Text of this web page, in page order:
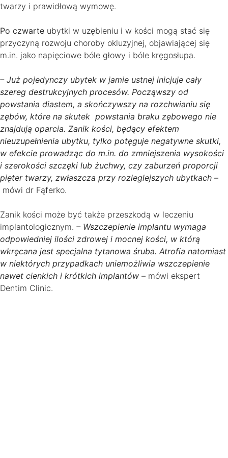
twarzy i prawidłową wymowę.
Po czwarte ubytki w uzębieniu i w kości mogą stać się
przyczyną rozwoju choroby okluzyjnej, objawiającej się
m.in. jako napięciowe bóle głowy i bóle kręgosłupa.
– Już pojedynczy ubytek w jamie ustnej inicjuje cały
szereg destrukcyjnych procesów. Począwszy od
powstania diastem, a skończywszy na rozchwianiu się
zębów, które na skutek powstania braku zębowego nie
znajdują oparcia. Zanik kości, będący efektem
nieuzupełnienia ubytku, tylko potęguje negatywne skutki,
w efekcie prowadząc do m.in. do zmniejszenia wysokości
i szerokości szczęki lub żuchwy, czy zaburzeń proporcji
pięter twarzy, zwłaszcza przy rozleglejszych ubytkach –
mówi dr Fąferko.
Zanik kości może być także przeszkodą w leczeniu
implantologicznym. – Wszczepienie implantu wymaga
odpowiedniej ilości zdrowej i mocnej kości, w którą
wkręcana jest specjalna tytanowa śruba. Atrofia natomiast
w niektórych przypadkach uniemożliwia wszczepienie
nawet cienkich i krótkich implantów – mówi ekspert
Dentim Clinic.